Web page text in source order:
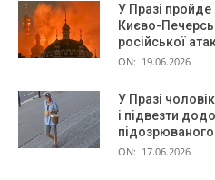
У Празі
Києво-
російської
ON: 19.06.2026
У Празі
і підвезти
ON: 17.06.2026